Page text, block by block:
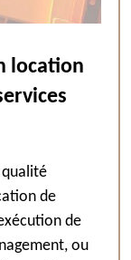
location
qualité
de
de
ou